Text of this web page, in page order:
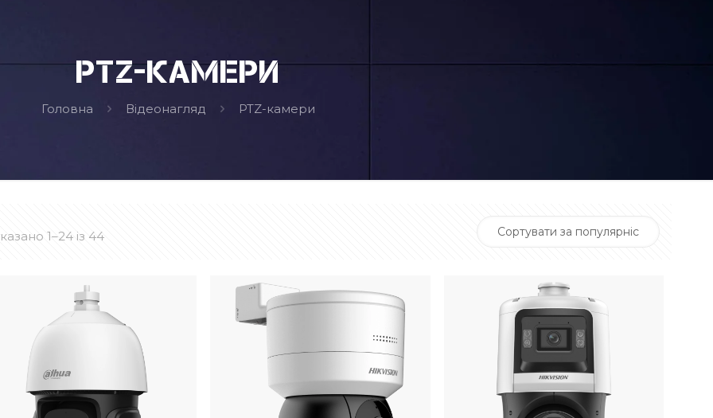
PTZ-камери
Головна Відеонагляд PTZ-камери
1–24 із 44